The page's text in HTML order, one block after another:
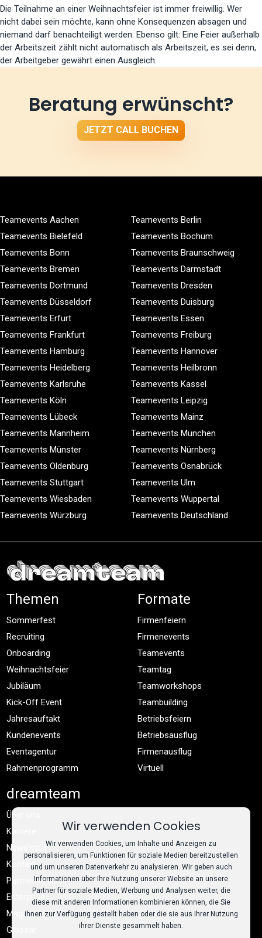
Die Teilnahme an einer Weihnachtsfeier ist immer freiwillig. Wer
nicht dabei sein möchte, kann ohne Konsequenzen absagen und
niemand darf benachteiligt werden. Ebenso gilt: Eine Feier außerhalb
der Arbeitszeit zählt nicht automatisch als Arbeitszeit, es sei denn,
der Arbeitgeber gewährt einen Ausgleich.
Beratung erwünscht?
JETZT CALL BUCHEN
Teamevents Aachen
Teamevents Berlin
Teamevents Bielefeld
Teamevents Bochum
Teamevents Bonn
Teamevents Braunschweig
Teamevents Bremen
Teamevents Darmstadt
Teamevents Dortmund
Teamevents Dresden
Teamevents Düsseldorf
Teamevents Duisburg
Teamevents Erfurt
Teamevents Essen
Teamevents Frankfurt
Teamevents Freiburg
Teamevents Hamburg
Teamevents Hannover
Teamevents Heidelberg
Teamevents Heilbronn
Teamevents Karlsruhe
Teamevents Kassel
Teamevents Köln
Teamevents Leipzig
Teamevents Lübeck
Teamevents Mainz
Teamevents Mannheim
Teamevents München
Teamevents Münster
Teamevents Nürnberg
Teamevents Oldenburg
Teamevents Osnabrück
Teamevents Stuttgart
Teamevents Ulm
Teamevents Wiesbaden
Teamevents Wuppertal
Teamevents Würzburg
Teamevents Deutschland
Themen
Sommerfest
Recruiting
Onboarding
Weihnachtsfeier
Jubiläum
Kick-Off Event
Jahresauftakt
Kundenevents
Eventagentur
Rahmenprogramm
Formate
Firmenfeiern
Firmenevents
Teamevents
Teamtag
Teamworkshops
Teambuilding
Betriebsfeiern
Betriebsausflug
Firmenausflug
Virtuell
dreamteam
Über uns
Karriere
Newsletter
Kontakt
Partner werden
Enterprise
Magazin
Glossar
Wir verwenden Cookies
Wir verwenden Cookies, um Inhalte und Anzeigen zu
personalisieren, um Funktionen für soziale Medien bereitzustellen
und um unseren Datenverkehr zu analysieren. Wir geben auch
Informationen über Ihre Nutzung unserer Website an unsere
Partner für soziale Medien, Werbung und Analysen weiter, die
diese mit anderen Informationen kombinieren können, die Sie
ihnen zur Verfügung gestellt haben oder die sie aus Ihrer Nutzung
ihrer Dienste gesammelt haben.